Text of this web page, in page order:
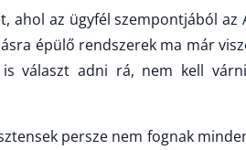
ahol az ügyfél szempontjából
épülő rendszerek ma már
választ adni rá, nem kell
persze nem fognak